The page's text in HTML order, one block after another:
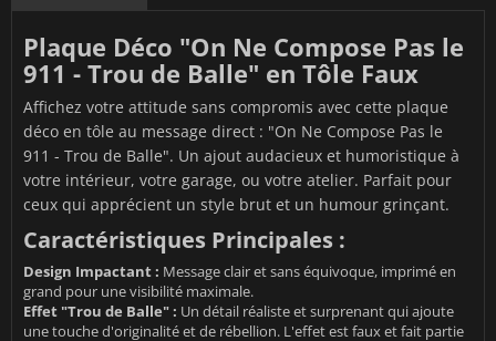
Plaque Déco "On Ne Compose Pas le
911 - Trou de Balle" en Tôle Faux
Affichez votre attitude sans compromis avec cette plaque
déco en tôle au message direct : "On Ne Compose Pas le
911 - Trou de Balle". Un ajout audacieux et humoristique à
votre intérieur, votre garage, ou votre atelier. Parfait pour
ceux qui apprécient un style brut et un humour grinçant.
Caractéristiques Principales :
Design Impactant : Message clair et sans équivoque, imprimé en
grand pour une visibilité maximale.
Effet "Trou de Balle" : Un détail réaliste et surprenant qui ajoute
une touche d'originalité et de rébellion. L'effet est faux et fait partie